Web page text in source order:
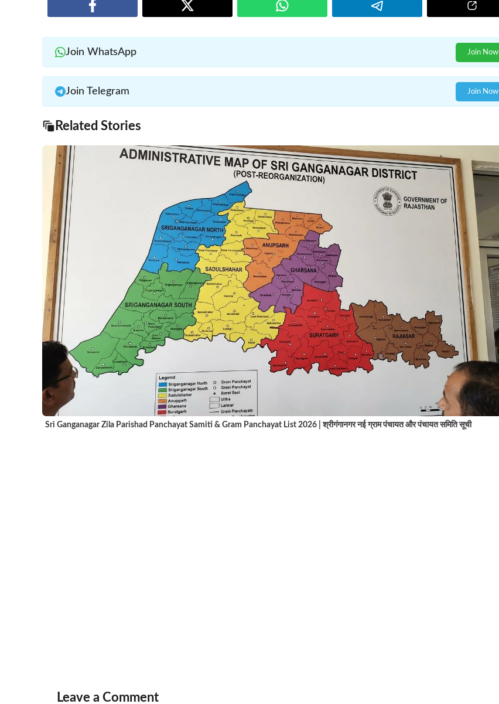
Join WhatsApp Join Now
Join Telegram Join Now
Related Stories
Sri Ganganagar Zila Parishad Panchayat Samiti & Gram Panchayat List 2026 | श्रीगंगानगर नई ग्राम पंचायत और पंचायत समिति सूची
Leave a Comment